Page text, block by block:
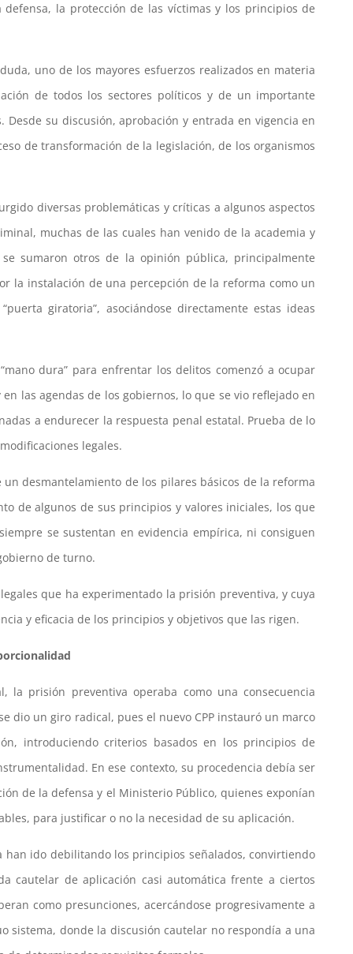
la protección de las víctimas y los principios de
uno de los mayores esfuerzos realizados en materia
de todos los sectores políticos y de un importante
Desde su discusión, aprobación y entrada en vigencia en
de transformación de la legislación, de los organismos
diversas problemáticas y críticas a algunos aspectos
muchas de las cuales han venido de la academia y
sumaron otros de la opinión pública, principalmente
la instalación de una percepción de la reforma como un
giratoria”, asociándose directamente estas ideas
dura” para enfrentar los delitos comenzó a ocupar
las agendas de los gobiernos, lo que se vio reflejado en
a endurecer la respuesta penal estatal. Prueba de lo
legales.
desmantelamiento de los pilares básicos de la reforma
de algunos de sus principios y valores iniciales, los que
se sustentan en evidencia empírica, ni consiguen
de turno.
que ha experimentado la prisión preventiva, y cuya
y eficacia de los principios y objetivos que las rigen.
prisión preventiva operaba como una consecuencia
dio un giro radical, pues el nuevo CPP instauró un marco
introduciendo criterios basados en los principios de
En ese contexto, su procedencia debía ser
de la defensa y el Ministerio Público, quienes exponían
para justificar o no la necesidad de su aplicación.
han ido debilitando los principios señalados, convirtiendo
cautelar de aplicación casi automática frente a ciertos
como presunciones, acercándose progresivamente a
sistema, donde la discusión cautelar no respondía a una